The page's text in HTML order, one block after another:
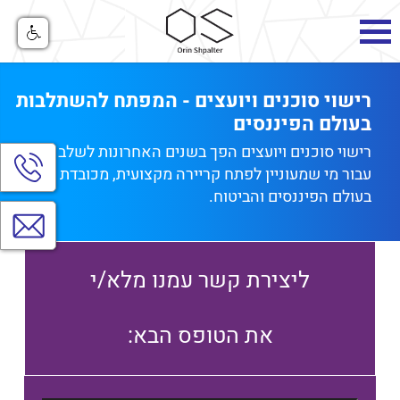
צרו
קשר
רישוי סוכנים ויועצים - המפתח להשתלבות
בעולם הפיננסים
רישוי סוכנים ויועצים הפך בשנים האחרונות לשלב חיוני
עבור מי שמעוניין לפתח קריירה מקצועית, מכובדת ורווחית
בעולם הפיננסים והביטוח.
ליצירת קשר עמנו מלא/י
:את הטופס הבא